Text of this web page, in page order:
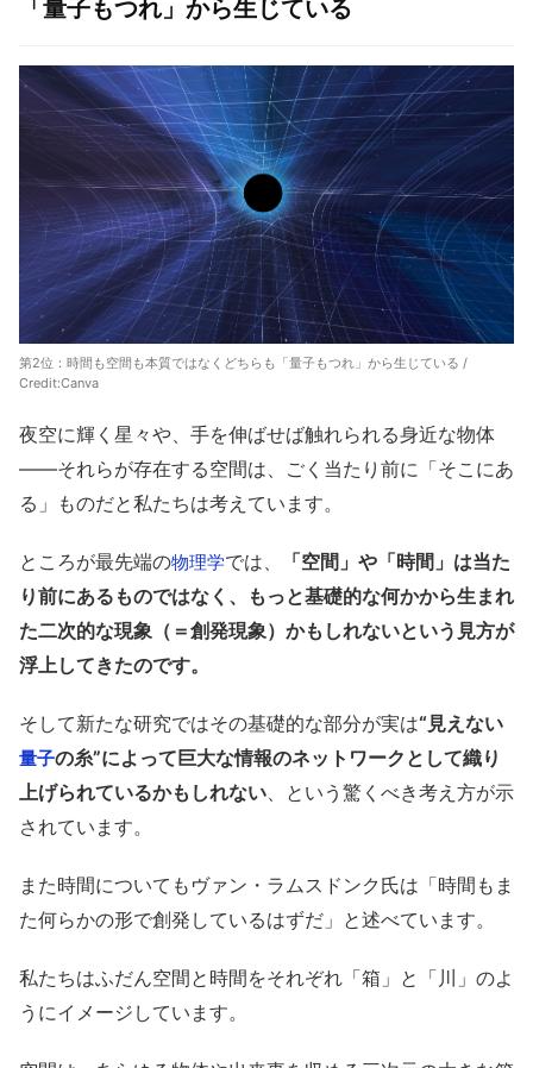
「量子もつれ」から生じている
第2位：時間も空間も本質ではなくどちらも「量子もつれ」から生じている /
Credit:Canva
夜空に輝く星々や、手を伸ばせば触れられる身近な物体
――それらが存在する空間は、ごく当たり前に「そこにあ
る」ものだと私たちは考えています。
ところが最先端の物理学では、
「空間」や「時間」は当た
り前にあるものではなく、もっと基礎的な何かから生まれ
た二次的な現象（＝創発現象）かもしれないという見方が
浮上してきたのです。
そして新たな研究ではその基礎的な部分が実は“見えない
量子の糸”によって巨大な情報のネットワークとして織り
上げられているかもしれない 、という驚くべき考え方が示
されています。
また時間についてもヴァン・ラムスドンク氏は「時間もま
た何らかの形で創発しているはずだ」と述べています。
私たちはふだん空間と時間をそれぞれ「箱」と「川」のよ
うにイメージしています。